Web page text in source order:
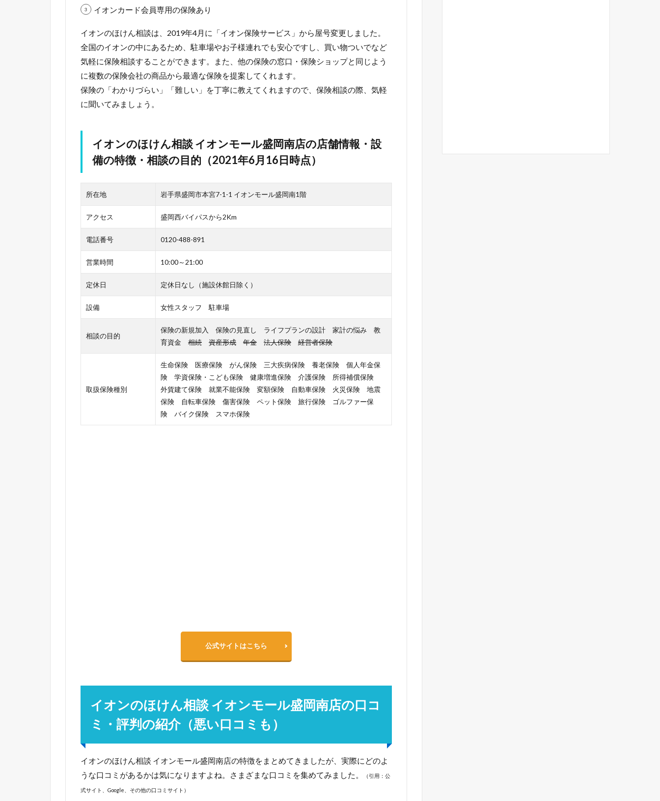
イオンカード会員専用の保険あり
イオンのほけん相談は、2019年4月に「イオン保険サービス」から屋号変更しました。
全国のイオンの中にあるため、駐車場やお子様連れでも安心ですし、買い物ついでなど
気軽に保険相談することができます。また、他の保険の窓口・保険ショップと同じよう
に複数の保険会社の商品から最適な保険を提案してくれます。
保険の「わかりづらい」「難しい」を丁寧に教えてくれますので、保険相談の際、気軽
に聞いてみましょう。
イオンのほけん相談 イオンモール盛岡南店の店舗情報・設
備の特徴・相談の目的（2021年6月16日時点）
所在地 岩手県盛岡市本宮7-1-1 イオンモール盛岡南1階
アクセス 盛岡西バイパスから2Km
電話番号 0120-488-891
営業時間 10:00～21:00
定休日 定休日なし（施設休館日除く）
設備 女性スタッフ 駐車場
相談の目的
保険の新規加入 保険の見直し ライフプランの設計 家計の悩み 教
育資金 相続 資産形成 年金 法人保険 経営者保険
取扱保険種別
生命保険 医療保険 がん保険 三大疾病保険 養老保険 個人年金保
険 学資保険・こども保険 健康増進保険 介護保険 所得補償保険
外貨建て保険 就業不能保険 変額保険 自動車保険 火災保険 地震
保険 自転車保険 傷害保険 ペット保険 旅行保険 ゴルファー保
険 バイク保険 スマホ保険
公式サイトはこちら
イオンのほけん相談 イオンモール盛岡南店の口コ
ミ・評判の紹介（悪い口コミも）
イオンのほけん相談 イオンモール盛岡南店の特徴をまとめてきましたが、実際にどのよ
うな口コミがあるかは気になりますよね。さまざまな口コミを集めてみました。
（引用：公
式サイト、Google、その他の口コミサイト）